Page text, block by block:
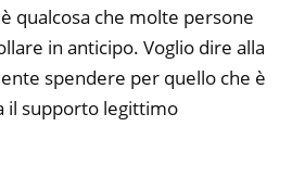
qualcosa che molte persone
in anticipo. Voglio dire alla
spendere per quello che è
il supporto legittimo